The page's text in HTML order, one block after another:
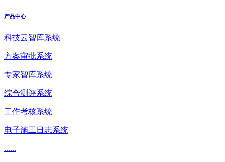
产品中心
科技云智库系统
方案审批系统
专家智库系统
综合测评系统
工作考核系统
电子施工日志系统
......